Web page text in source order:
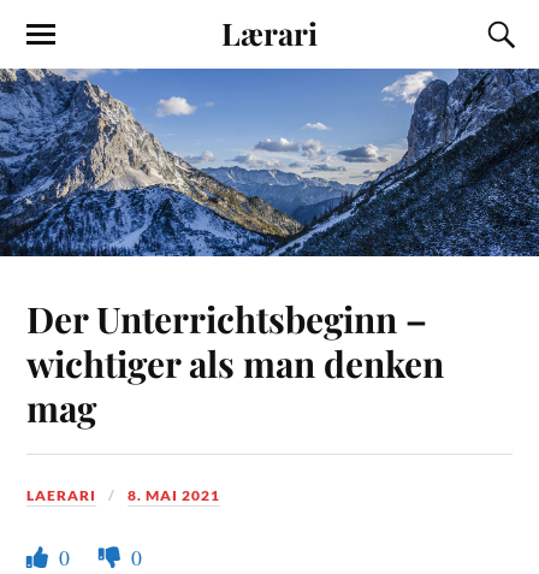
Lærari
Der Unterrichtsbeginn –
wichtiger als man denken
mag
LAERARI 8. MAI 2021
0
0